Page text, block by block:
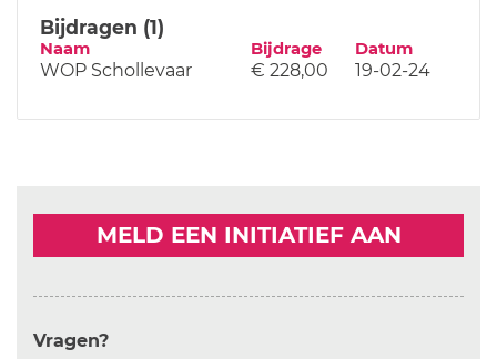
Bijdragen (1)
Naam Bijdrage Datum
WOP Schollevaar € 228,00 19-02-24
MELD EEN INITIATIEF AAN
Vragen?